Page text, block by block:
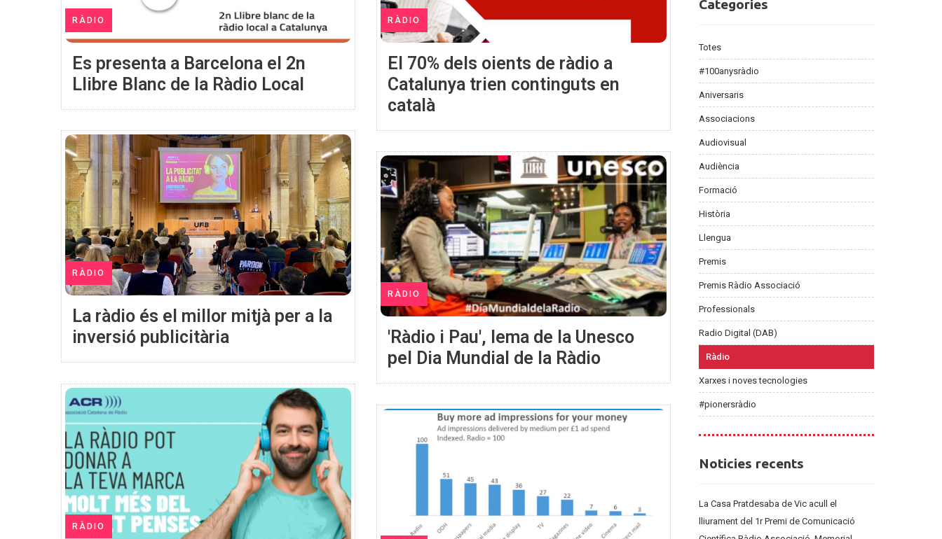
RÀDIO
Es presenta a Barcelona el 2n
Llibre Blanc de la Ràdio Local
RÀDIO
El 70% dels oients de ràdio a
Catalunya trien continguts en
català
RÀDIO
La ràdio és el millor mitjà per a la
inversió publicitària
RÀDIO
'Ràdio i Pau', lema de la Unesco
pel Dia Mundial de la Ràdio
RÀDIO
Categories
Totes
#100anysràdio
Aniversaris
Associacions
Audiovisual
Audiència
Formació
Història
Llengua
Premis
Premis Ràdio Associació
Professionals
Radio Digital (DAB)
Ràdio
Xarxes i noves tecnologies
#pionersràdio
Noticies
Noticies recents
La Casa Pratdesaba de Vic acull el
lliurament del 1r Premi de Comunicació